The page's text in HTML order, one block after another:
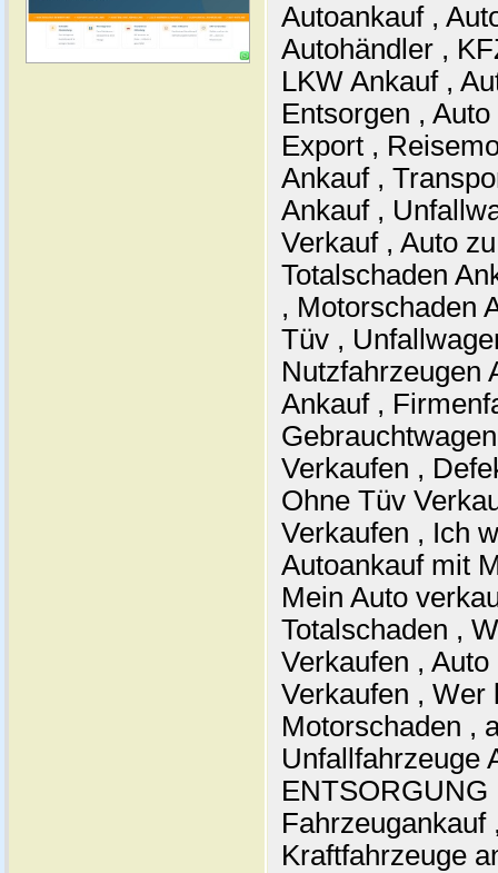
Autoankauf ,
Autohändler ,
LKW Ankauf ,
Entsorgen ,
Export ,
Ankauf ,
Ankauf ,
Verkauf , Auto
Totalschaden
, Motorschaden
Tüv ,
Nutzfahrzeugen
Ankauf ,
Verkaufen ,
Ohne Tüv
Verkaufen , Ich
Autoankauf mit
Mein Auto
Totalschaden ,
Verkaufen ,
Verkaufen , Wer
Motorschaden ,
Unfallfahrzeuge
ENTSORGUNG
Fahrzeugankauf
Kraftfahrzeuge